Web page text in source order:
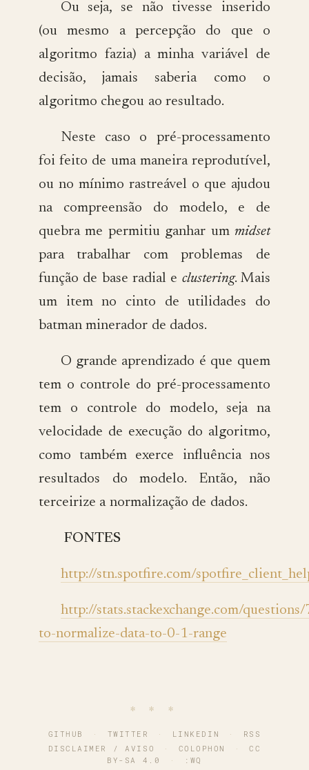
Ou seja, se não tivesse inserido
(ou mesmo a percepção do que o
algoritmo fazia) a minha variável de
decisão, jamais saberia como o
algoritmo chegou ao resultado.
Neste caso o pré-processamento
foi feito de uma maneira reprodutível,
ou no mínimo rastreável o que ajudou
na compreensão do modelo, e de
quebra me permitiu ganhar um midset
para trabalhar com problemas de
função de base radial e clustering. Mais
um item no cinto de utilidades do
batman minerador de dados.
O grande aprendizado é que quem
tem o controle do pré-processamento
tem o controle do modelo, seja na
velocidade de execução do algoritmo,
como também exerce influência nos
resultados do modelo. Então, não
terceirize a normalização de dados.
FONTES
http://stn.spotfire.com/
http://stats.stackexchange.com/
to-normalize-data-to-0-1-range
∗ ∗ ∗
GITHUB · TWITTER · LINKEDIN ·
RSS
DISCLAIMER / AVISO
· COLOPHON ·
CC
BY-SA 4.0
· :WQ